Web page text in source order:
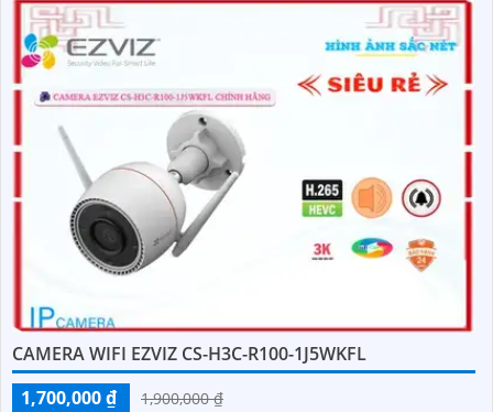
CAMERA WIFI EZVIZ CS-H3C-R100-1J5WKFL
1,700,000 ₫
1,900,000 ₫